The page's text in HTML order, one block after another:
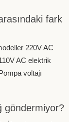
fark
220V AC
AC elektrik
voltajı
göndermiyor?